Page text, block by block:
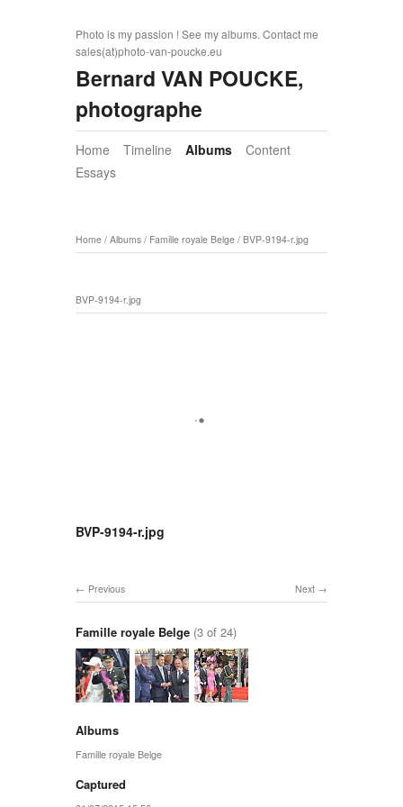
Photo is my passion ! See my albums. Contact me
sales(at)photo-van-poucke.eu
Bernard VAN POUCKE,
photographe
Home Timeline Albums
Content
Essays
Home / Albums / Famille royale Belge / BVP-9194-r.jpg
BVP-9194-r.jpg
BVP-9194-r.jpg
Next
Previous
Famille royale Belge (3 of 24)
Albums
Famille royale Belge
Captured